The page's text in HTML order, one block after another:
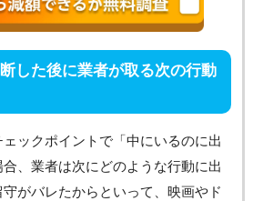
した後に業者が取る次の行動
ックポイントで「中にいるのに出
、業者は次にどのような行動に出
がバレたからといって、映画やド